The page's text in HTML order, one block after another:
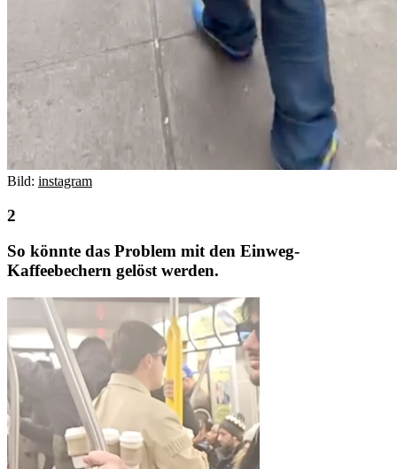
Bild: instagram
So könnte das Problem mit den Einweg-
Kaffeebechern gelöst werden.